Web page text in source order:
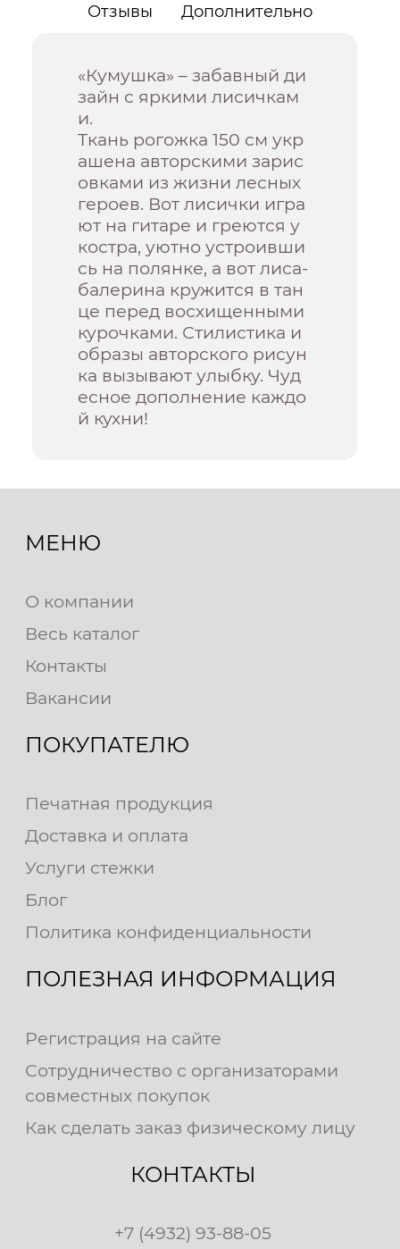
Отзывы Дополнительно
«Кумушка» – забавный ди
зайн с яркими лисичкам
и.
Ткань рогожка 150 см укр
ашена авторскими зарис
овками из жизни лесных
героев. Вот лисички игра
ют на гитаре и греются у
костра, уютно устроивши
сь на полянке, а вот лиса-
балерина кружится в тан
це перед восхищенными
курочками. Стилистика и
образы авторского рисун
ка вызывают улыбку. Чуд
есное дополнение каждо
й кухни!
МЕНЮ
О компании
Весь каталог
Контакты
Вакансии
ПОКУПАТЕЛЮ
Печатная продукция
Доставка и оплата
Услуги стежки
Блог
Политика конфиденциальности
ПОЛЕЗНАЯ ИНФОРМАЦИЯ
Регистрация на сайте
Сотрудничество с организаторами
совместных покупок
Как сделать заказ физическому лицу
КОНТАКТЫ
+7 (4932) 93-88-05